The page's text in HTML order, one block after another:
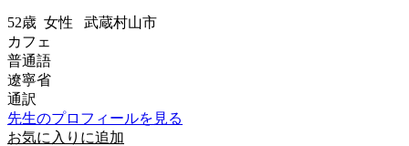
52歳 女性 武蔵村山市
カフェ
普通語
遼寧省
通訳
先生のプロフィールを見る
お気に入りに追加